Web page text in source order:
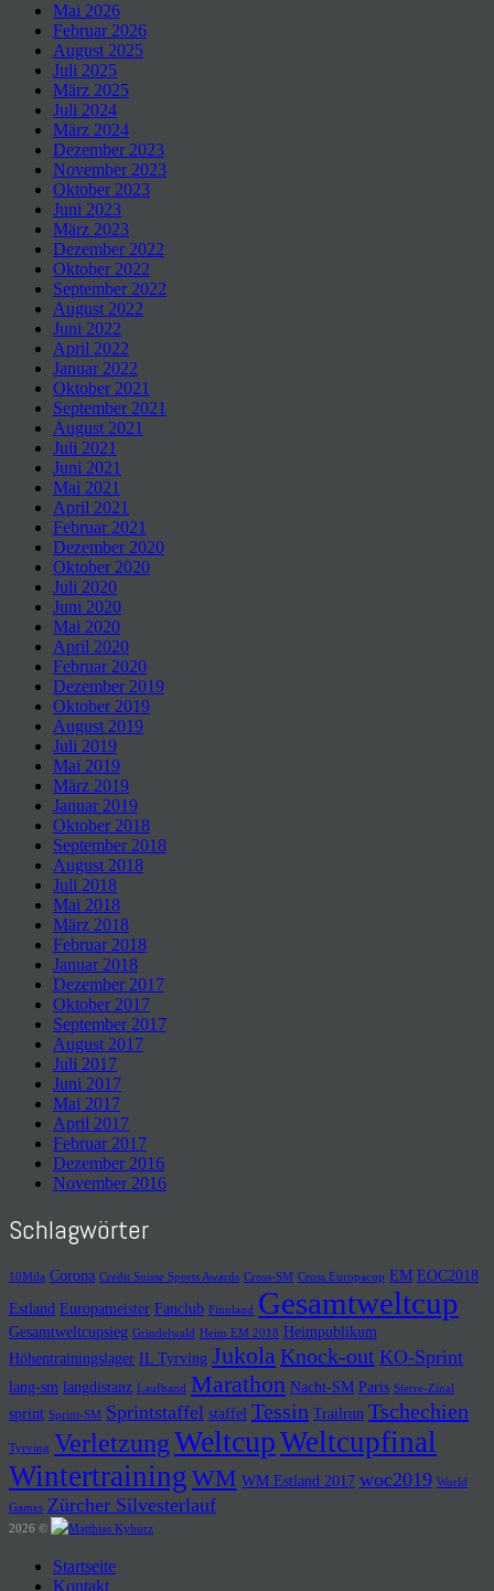
Mai 2026
Februar 2026
August 2025
Juli 2025
März 2025
Juli 2024
März 2024
Dezember 2023
November 2023
Oktober 2023
Juni 2023
März 2023
Dezember 2022
Oktober 2022
September 2022
August 2022
Juni 2022
April 2022
Januar 2022
Oktober 2021
September 2021
August 2021
Juli 2021
Juni 2021
Mai 2021
April 2021
Februar 2021
Dezember 2020
Oktober 2020
Juli 2020
Juni 2020
Mai 2020
April 2020
Februar 2020
Dezember 2019
Oktober 2019
August 2019
Juli 2019
Mai 2019
März 2019
Januar 2019
Oktober 2018
September 2018
August 2018
Juli 2018
Mai 2018
März 2018
Februar 2018
Januar 2018
Dezember 2017
Oktober 2017
September 2017
August 2017
Juli 2017
Juni 2017
Mai 2017
April 2017
Februar 2017
Dezember 2016
November 2016
Schlagwörter
10Mila Corona Credit Suisse Sports Awards Cross-SM Cross Europacup EM EOC2018
Estland Europameister Fanclub Finnland Gesamtweltcup
Gesamtweltcupsieg Grindelwald Heim EM 2018 Heimpublikum
Höhentrainingslager IL Tyrving JukolaKnock-out KO-Sprint
lang-sm langdistanz Laufband Marathon Nacht-SM Paris Sierre-Zinal
sprint Sprint-SM Sprintstaffel staffel Tessin Trailrun Tschechien
Tyrving VerletzungWeltcupWeltcupfinal
Wintertraining WM WM Estland 2017 woc2019 World
Games Zürcher Silvesterlauf
2026 ©
Startseite
Kontakt